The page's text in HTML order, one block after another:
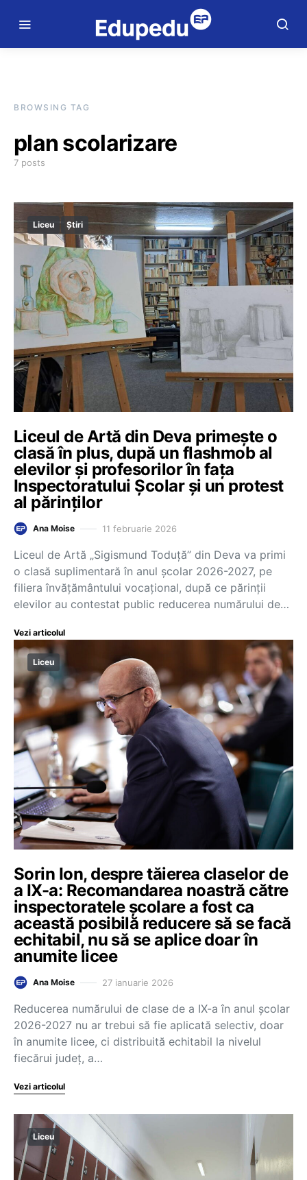
BROWSING TAG
plan scolarizare
7 posts
Liceu Știri
Liceul de Artă din Deva primeşte o
clasă în plus, după un flashmob al
elevilor și profesorilor în fața
Inspectoratului Școlar și un protest
al părinţilor
Ana Moise 11 februarie 2026
Liceul de Artă „Sigismund Toduță” din Deva va primi
o clasă suplimentară în anul școlar 2026-2027, pe
filiera învățământului vocațional, după ce părinții
elevilor au contestat public reducerea numărului de…
Vezi articolul
Liceu
Sorin Ion, despre tăierea claselor de
a IX-a: Recomandarea noastră către
inspectoratele școlare a fost ca
această posibilă reducere să se facă
echitabil, nu să se aplice doar în
anumite licee
Ana Moise 27 ianuarie 2026
Reducerea numărului de clase de a IX-a în anul școlar
2026-2027 nu ar trebui să fie aplicată selectiv, doar
în anumite licee, ci distribuită echitabil la nivelul
fiecărui județ, a…
Vezi articolul
Liceu